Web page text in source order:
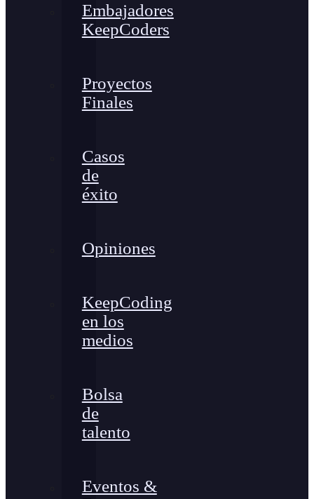
Embajadores
KeepCoders
Proyectos
Finales
Casos
de
éxito
Opiniones
KeepCoding
en los
medios
Bolsa
de
talento
Eventos &